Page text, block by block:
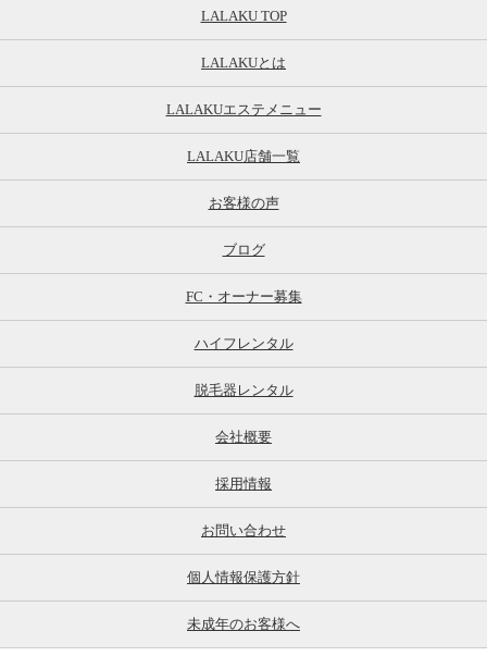
LALAKU TOP
LALAKUとは
LALAKUエステメニュー
LALAKU店舗一覧
お客様の声
ブログ
FC・オーナー募集
ハイフレンタル
脱毛器レンタル
会社概要
採用情報
お問い合わせ
個人情報保護方針
未成年のお客様へ